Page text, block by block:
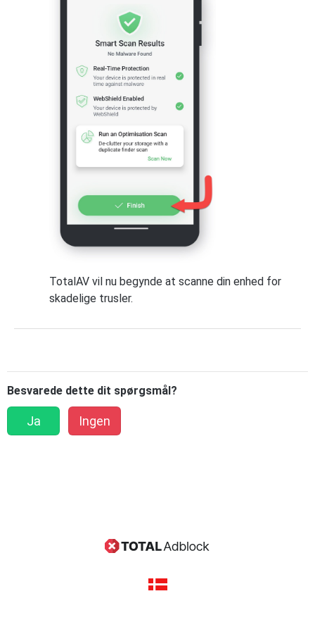
TotalAV vil nu begynde at scanne din enhed for
skadelige trusler.
Besvarede dette dit spørgsmål?
Ja Ingen